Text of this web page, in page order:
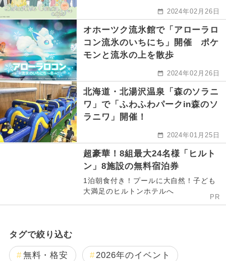
2024年02月26日
オホーツク流氷館で「アローラロ
コン流氷のいちにち」開催 ポケ
モンと流氷の上を散歩
2024年02月26日
北海道・北湯沢温泉「森のソラニ
ワ」で「ふわふわパークin森のソ
ラニワ」開催！
2024年01月25日
超豪華！8組最大24名様「ヒルト
ン」8施設の無料宿泊券
1泊朝食付き！プールに大自然！子ども
大満足のヒルトンホテルへ
PR
タグで絞り込む
無料・格安 2026年のイベント